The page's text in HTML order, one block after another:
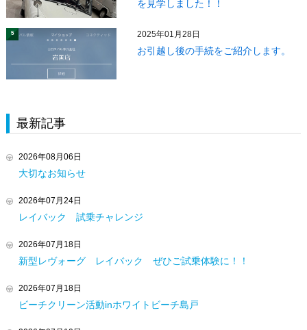
を見学しました！！
5 2025年01月28日
お引越し後の手続をご紹介します。
最新記事
2026年08月06日
大切なお知らせ
2026年07月24日
レイバック 試乗チャレンジ
2026年07月18日
新型レヴォーグ レイバック ぜひご試乗体験に！！
2026年07月18日
ビーチクリーン活動inホワイトビーチ島戸